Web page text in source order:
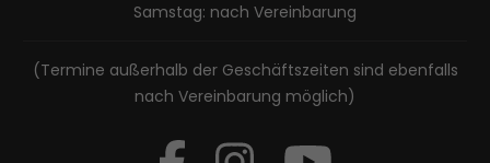
Samstag: nach Vereinbarung
(Termine außerhalb der Geschäftszeiten sind ebenfalls
nach Vereinbarung möglich)